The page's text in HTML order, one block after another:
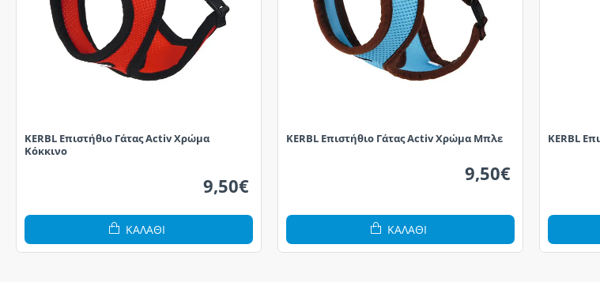
KERBL Επιστήθιο Γάτας Activ Χρώμα
Κόκκινο
9,50€
ΚΑΛΆΘΙ
KERBL Επιστήθιο Γάτας Activ Χρώμα Μπλε
9,50€
ΚΑΛΆΘΙ
KERBL